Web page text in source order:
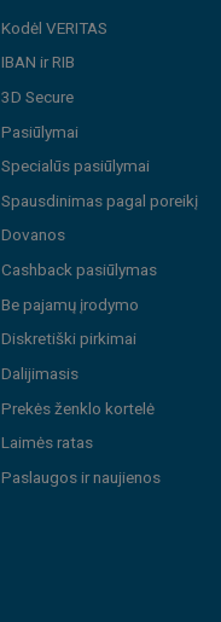
Kodėl VERITAS
IBAN ir RIB
3D Secure
Pasiūlymai
Specialūs pasiūlymai
Spausdinimas pagal poreikį
Dovanos
Cashback pasiūlymas
Be pajamų įrodymo
Diskretiški pirkimai
Dalijimasis
Prekės ženklo kortelė
Laimės ratas
Paslaugos ir naujienos